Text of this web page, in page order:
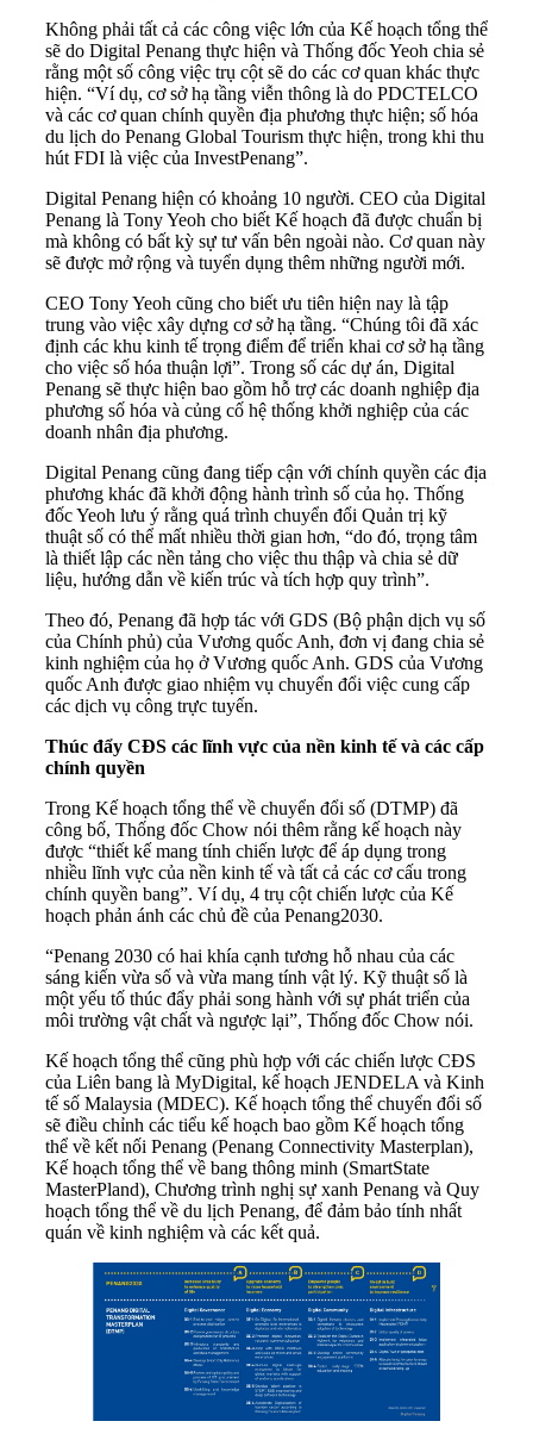
Không phải tất cả các công việc lớn của Kế hoạch tổng thể
sẽ do Digital Penang thực hiện và Thống đốc Yeoh chia sẻ
rằng một số công việc trụ cột sẽ do các cơ quan khác thực
hiện. “Ví dụ, cơ sở hạ tầng viễn thông là do PDCTELCO
và các cơ quan chính quyền địa phương thực hiện; số hóa
du lịch do Penang Global Tourism thực hiện, trong khi thu
hút FDI là việc của InvestPenang”.
Digital Penang hiện có khoảng 10 người. CEO của Digital
Penang là Tony Yeoh cho biết Kế hoạch đã được chuẩn bị
mà không có bất kỳ sự tư vấn bên ngoài nào. Cơ quan này
sẽ được mở rộng và tuyển dụng thêm những người mới.
CEO Tony Yeoh cũng cho biết ưu tiên hiện nay là tập
trung vào việc xây dựng cơ sở hạ tầng. “Chúng tôi đã xác
định các khu kinh tế trọng điểm để triển khai cơ sở hạ tầng
cho việc số hóa thuận lợi”. Trong số các dự án, Digital
Penang sẽ thực hiện bao gồm hỗ trợ các doanh nghiệp địa
phương số hóa và củng cố hệ thống khởi nghiệp của các
doanh nhân địa phương.
Digital Penang cũng đang tiếp cận với chính quyền các địa
phương khác đã khởi động hành trình số của họ. Thống
đốc Yeoh lưu ý rằng quá trình chuyển đổi Quản trị kỹ
thuật số có thể mất nhiều thời gian hơn, “do đó, trọng tâm
là thiết lập các nền tảng cho việc thu thập và chia sẻ dữ
liệu, hướng dẫn về kiến trúc và tích hợp quy trình”.
Theo đó, Penang đã hợp tác với GDS (Bộ phận dịch vụ số
của Chính phủ) của Vương quốc Anh, đơn vị đang chia sẻ
kinh nghiệm của họ ở Vương quốc Anh. GDS của Vương
quốc Anh được giao nhiệm vụ chuyển đổi việc cung cấp
các dịch vụ công trực tuyến.
Thúc đẩy CĐS các lĩnh vực của nền kinh tế và các cấp
chính quyền
Trong Kế hoạch tổng thể về chuyển đổi số (DTMP) đã
công bố, Thống đốc Chow nói thêm rằng kế hoạch này
được “thiết kế mang tính chiến lược để áp dụng trong
nhiều lĩnh vực của nền kinh tế và tất cả các cơ cấu trong
chính quyền bang”. Ví dụ, 4 trụ cột chiến lược của Kế
hoạch phản ánh các chủ đề của Penang2030.
“Penang 2030 có hai khía cạnh tương hỗ nhau của các
sáng kiến vừa số và vừa mang tính vật lý. Kỹ thuật số là
một yếu tố thúc đẩy phải song hành với sự phát triển của
môi trường vật chất và ngược lại”, Thống đốc Chow nói.
Kế hoạch tổng thể cũng phù hợp với các chiến lược CĐS
của Liên bang là MyDigital, kế hoạch JENDELA và Kinh
tế số Malaysia (MDEC). Kế hoạch tổng thể chuyển đổi số
sẽ điều chỉnh các tiểu kế hoạch bao gồm Kế hoạch tổng
thể về kết nối Penang (Penang Connectivity Masterplan),
Kế hoạch tổng thể về bang thông minh (SmartState
MasterPland), Chương trình nghị sự xanh Penang và Quy
hoạch tổng thể về du lịch Penang, để đảm bảo tính nhất
quán về kinh nghiệm và các kết quả.